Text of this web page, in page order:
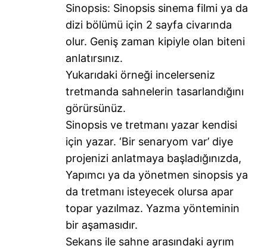
Sinopsis: Sinopsis sinema filmi ya da
dizi bölümü için 2 sayfa civarında
olur. Geniş zaman kipiyle olan biteni
anlatırsınız.
Yukarıdaki örneği incelerseniz
tretmanda sahnelerin tasarlandığını
görürsünüz.
Sinopsis ve tretmanı yazar kendisi
için yazar. ‘Bir senaryom var’ diye
projenizi anlatmaya başladığınızda,
Yapımcı ya da yönetmen sinopsis ya
da tretmanı isteyecek olursa apar
topar yazılmaz. Yazma yönteminin
bir aşamasıdır.
Sekans ile sahne arasındaki ayrım